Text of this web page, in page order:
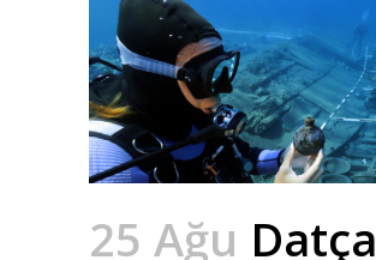
25 Ağu Datça